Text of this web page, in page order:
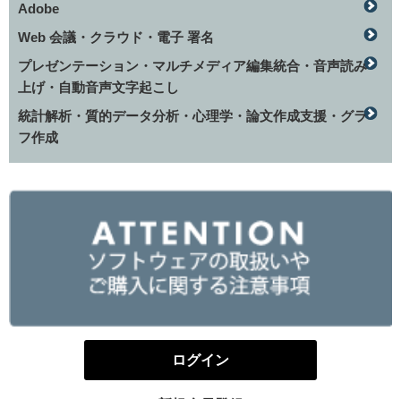
Adobe
Web 会議・クラウド・電子 署名
プレゼンテーション・マルチメディア編集統合・音声読み
上げ・自動音声文字起こし
統計解析・質的データ分析・心理学・論文作成支援・グラ
フ作成
ログイン